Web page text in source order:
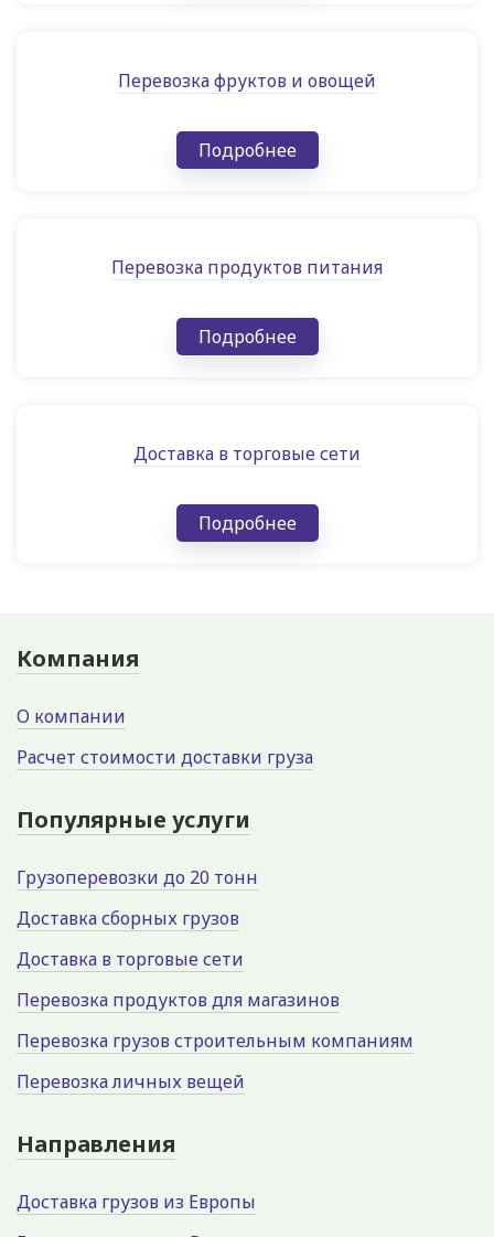
Перевозка фруктов и овощей
Подробнее
Перевозка продуктов питания
Подробнее
Доставка в торговые сети
Подробнее
Компания
О компании
Расчет стоимости доставки груза
Популярные услуги
Грузоперевозки до 20 тонн
Доставка сборных грузов
Доставка в торговые сети
Перевозка продуктов для магазинов
Перевозка грузов строительным компаниям
Перевозка личных вещей
Направления
Доставка грузов из Европы